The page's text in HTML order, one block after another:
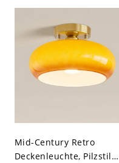
110V-120V 30,48 cm
Mid-Century Retro
Deckenleuchte, Pilzstil